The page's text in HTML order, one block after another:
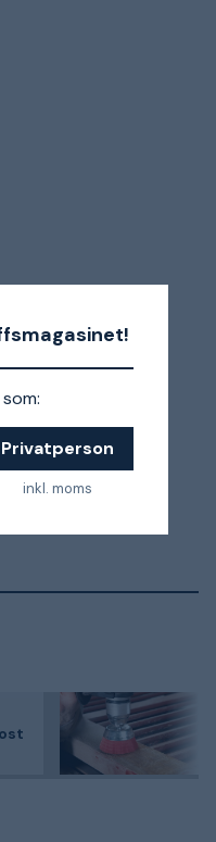
Privatperson
inkl. moms